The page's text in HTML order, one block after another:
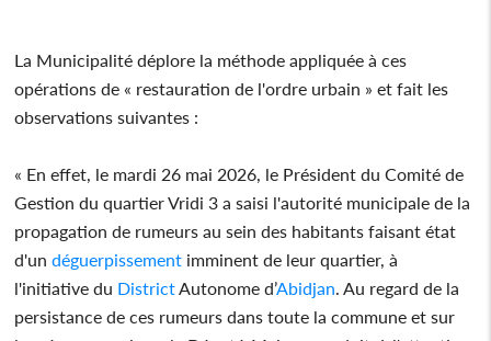
La Municipalité déplore la méthode appliquée à ces
opérations de « restauration de l'ordre urbain » et fait les
observations suivantes :
« En effet, le mardi 26 mai 2026, le Président du Comité de
Gestion du quartier Vridi 3 a saisi l'autorité municipale de la
propagation de rumeurs au sein des habitants faisant état
d'undéguerpissement imminent de leur quartier, à
l'initiative du District Autonome d’Abidjan . Au regard de la
persistance de ces rumeurs dans toute la commune et sur